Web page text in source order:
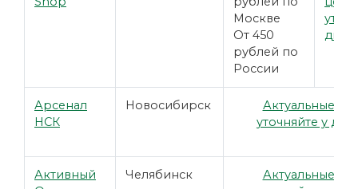
Москве
От 450
рублей по
России
Арсенал
НСК
Новосибирск
Актуальные
уточняйте у
Активный
Челябинск
Актуальные